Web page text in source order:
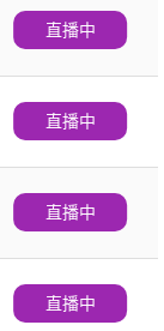
直播中
直播中
直播中
直播中